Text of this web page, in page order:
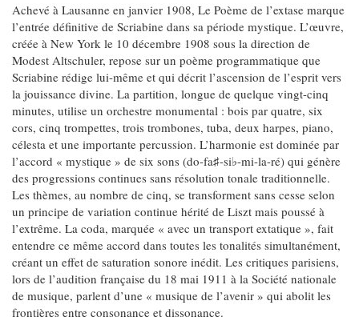
Achevé à Lausanne en janvier 1908, Le Poème de l’extase marque
l’entrée définitive de Scriabine dans sa période mystique. L’œuvre,
créée à New York le 10 décembre 1908 sous la direction de
Modest Altschuler, repose sur un poème programmatique que
Scriabine rédige lui-même et qui décrit l’ascension de l’esprit vers
la jouissance divine. La partition, longue de quelque vingt-cinq
minutes, utilise un orchestre monumental : bois par quatre, six
cors, cinq trompettes, trois trombones, tuba, deux harpes, piano,
célesta et une importante percussion. L’harmonie est dominée par
l’accord « mystique » de six sons (do-fa♯-si♭-mi-la-ré) qui génère
des progressions continues sans résolution tonale traditionnelle.
Les thèmes, au nombre de cinq, se transforment sans cesse selon
un principe de variation continue hérité de Liszt mais poussé à
l’extrême. La coda, marquée « avec un transport extatique », fait
entendre ce même accord dans toutes les tonalités simultanément,
créant un effet de saturation sonore inédit. Les critiques parisiens,
lors de l’audition française du 18 mai 1911 à la Société nationale
de musique, parlent d’une « musique de l’avenir » qui abolit les
frontières entre consonance et dissonance.